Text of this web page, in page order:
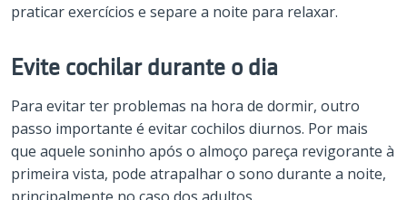
praticar exercícios e separe a noite para relaxar.
Evite cochilar durante o dia
Para evitar ter problemas na hora de dormir, outro
passo importante é evitar cochilos diurnos. Por mais
que aquele soninho após o almoço pareça revigorante à
primeira vista, pode atrapalhar o sono durante a noite,
principalmente no caso dos adultos.